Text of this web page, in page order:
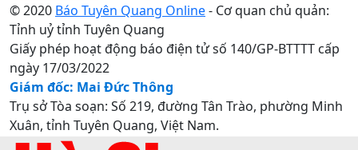
© 2020 Báo Tuyên Quang Online- Cơ quan chủ quản:
Tỉnh uỷ tỉnh Tuyên Quang
Giấy phép hoạt động báo điện tử số 140/GP-BTTTT cấp
ngày 17/03/2022
Giám đốc: Mai Đức Thông
Trụ sở Tòa soạn: Số 219, đường Tân Trào, phường Minh
Xuân, tỉnh Tuyên Quang, Việt Nam.
Điện thoại: 0207.3822820 - 0207.3817155 / Fax: